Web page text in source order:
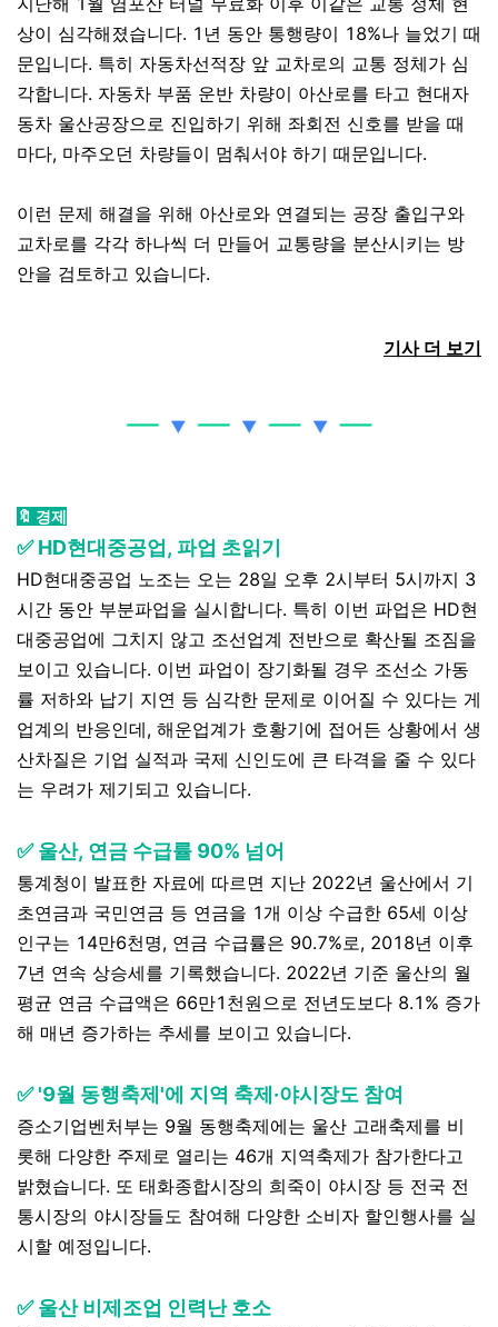
상이 심각해졌습니다. 1년 동안 통행량이 18%나 늘었기 때
문입니다. 특히 자동차선적장 앞 교차로의 교통 정체가 심
각합니다. 자동차 부품 운반 차량이 아산로를 타고 현대자
동차 울산공장으로 진입하기 위해 좌회전 신호를 받을 때
마다, 마주오던 차량들이 멈춰서야 하기 때문입니다.
이런 문제 해결을 위해 아산로와 연결되는 공장 출입구와
교차로를 각각 하나씩 더 만들어 교통량을 분산시키는 방
안을 검토하고 있습니다.
기사 더 보기
🔖 경제
✅ HD현대중공업, 파업 초읽기
HD현대중공업 노조는 오는 28일 오후 2시부터 5시까지 3
시간 동안 부분파업을 실시합니다. 특히 이번 파업은 HD현
대중공업에 그치지 않고 조선업계 전반으로 확산될 조짐을
보이고 있습니다. 이번 파업이 장기화될 경우 조선소 가동
률 저하와 납기 지연 등 심각한 문제로 이어질 수 있다는 게
업계의 반응인데, 해운업계가 호황기에 접어든 상황에서 생
산차질은 기업 실적과 국제 신인도에 큰 타격을 줄 수 있다
는 우려가 제기되고 있습니다.
✅ 울산, 연금 수급률 90% 넘어
통계청이 발표한 자료에 따르면 지난 2022년 울산에서 기
초연금과 국민연금 등 연금을 1개 이상 수급한 65세 이상
인구는 14만6천명, 연금 수급률은 90.7%로, 2018년 이후
7년 연속 상승세를 기록했습니다. 2022년 기준 울산의 월
평균 연금 수급액은 66만1천원으로 전년도보다 8.1% 증가
해 매년 증가하는 추세를 보이고 있습니다.
✅ '9월 동행축제'에 지역 축제·야시장도 참여
증소기업벤처부는 9월 동행축제에는 울산 고래축제를 비
롯해 다양한 주제로 열리는 46개 지역축제가 참가한다고
밝혔습니다. 또 태화종합시장의 희죽이 야시장 등 전국 전
통시장의 야시장들도 참여해 다양한 소비자 할인행사를 실
시할 예정입니다.
✅ 울산 비제조업 인력난 호소